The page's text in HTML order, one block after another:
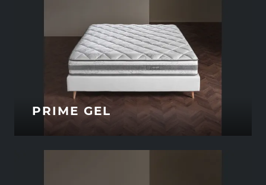
PRIME GEL